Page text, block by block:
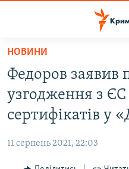
Перейти
основного
матеріалу
Перейти
до
основної
навігації
ВОДА.КРИМ
ВІДЕО ТА ФОТО
БЛОГИ
НОВИНИ
Федоров заявив
узгодження з ЄС
сертифікатів у
11 серпень 2021, 22:03